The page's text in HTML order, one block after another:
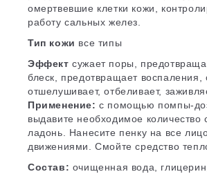
омертвевшие клетки кожи,
работу сальных желез.
Тип кожи все типы
Эффект сужает поры,
блеск, предотвращает воспаления,
отшелушивает, отбеливает,
Применение: с помощью помпы-
выдавите необходимое количество
ладонь. Нанесите пенку на все
движениями. Смойте средство
Состав: очищенная вода,